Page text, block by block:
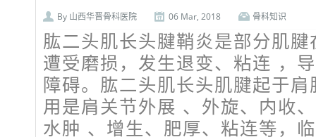
By 山西华晋骨科医院 06 Mar, 2018 骨科知识
肱二头肌长头腱鞘炎是部分肌
遭受磨损，发生退变、粘连 ，
障碍。肱二头肌长头肌腱起于
用是肩关节外展 、外旋、内收
水肿 、增生、肥厚、粘连等，